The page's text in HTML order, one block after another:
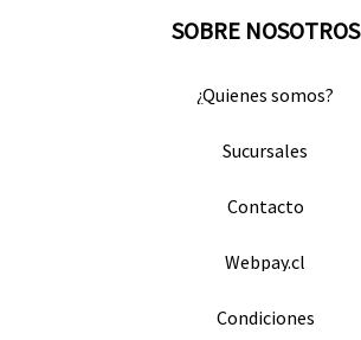
SOBRE NOSOTROS
¿Quienes somos?
Sucursales
Contacto
Webpay.cl
Condiciones